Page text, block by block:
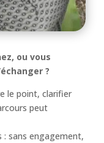
ou vous
?
le point, clarifier
peut
sans engagement,